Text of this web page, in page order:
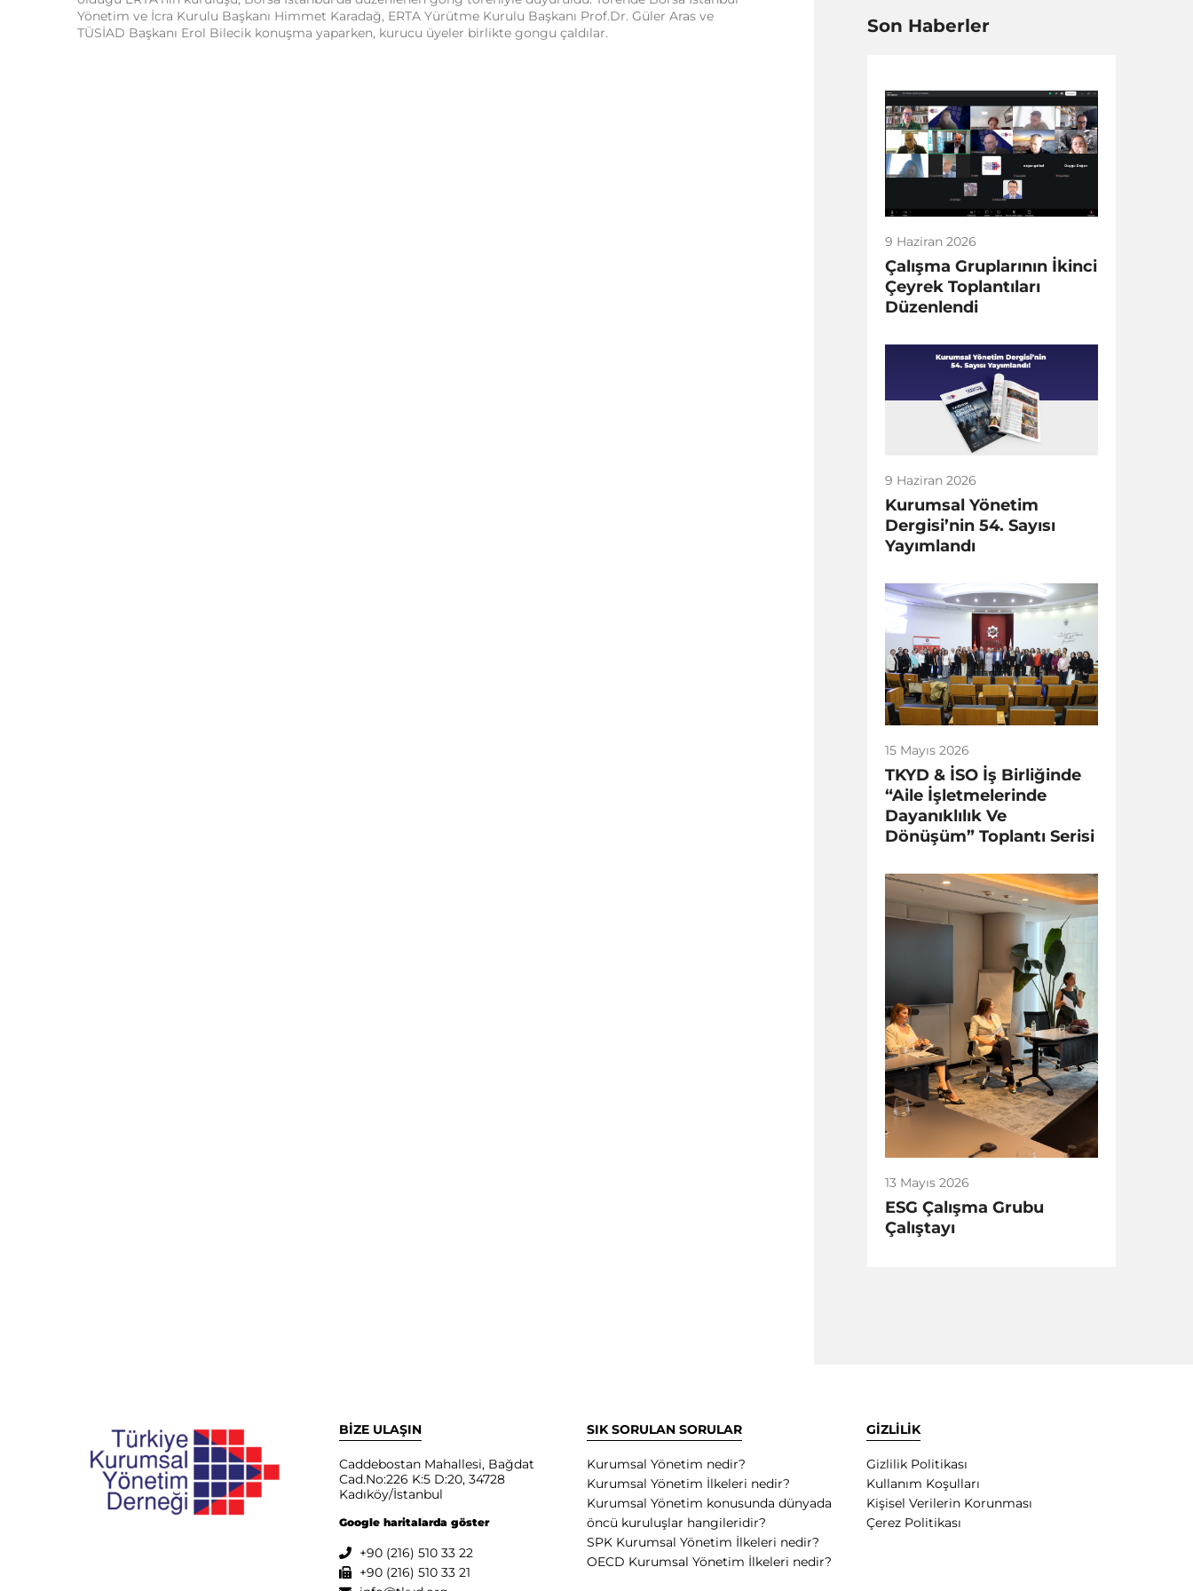
Yönetim ve İcra Kurulu Başkanı Himmet Karadağ, ERTA Yürütme Kurulu Başkanı Prof.Dr. Güler Aras ve
TÜSİAD Başkanı Erol Bilecik konuşma yaparken, kurucu üyeler birlikte gongu çaldılar.
Son Haberler
9 Haziran 2026
Çalışma Gruplarının İkinci
Çeyrek Toplantıları
Düzenlendi
9 Haziran 2026
Kurumsal Yönetim
Dergisi’nin 54. Sayısı
Yayımlandı
15 Mayıs 2026
TKYD & İSO İş Birliğinde
“Aile İşletmelerinde
Dayanıklılık Ve
Dönüşüm” Toplantı Serisi
13 Mayıs 2026
ESG Çalışma Grubu
Çalıştayı
BİZE ULAŞIN
Caddebostan Mahallesi, Bağdat
Cad.No:226 K:5 D:20, 34728
Kadıköy/İstanbul
Google haritalarda göster
+90 (216) 510 33 22
+90 (216) 510 33 21
SIK SORULAN SORULAR
Kurumsal Yönetim nedir?
Kurumsal Yönetim İlkeleri nedir?
Kurumsal Yönetim konusunda dünyada
öncü kuruluşlar hangileridir?
SPK Kurumsal Yönetim İlkeleri nedir?
OECD Kurumsal Yönetim İlkeleri nedir?
GİZLİLİK
Gizlilik Politikası
Kullanım Koşulları
Kişisel Verilerin Korunması
Çerez Politikası